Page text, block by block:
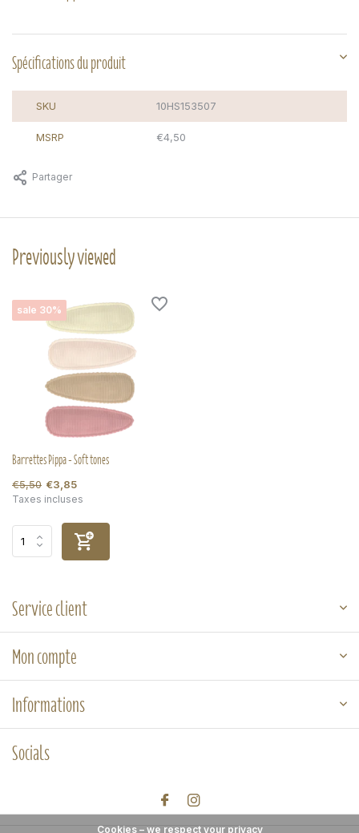
Spécifications du produit
SKU 10HS153507
MSRP €4,50
Partager
Previously viewed
sale 30%
Barrettes Pippa - Soft tones
€5,50 €3,85
Taxes incluses
Service client
Mon compte
Informations
Socials
Cookies – we respect your privacy